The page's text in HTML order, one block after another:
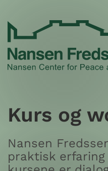
content
Kurs og
Nansen
praktisk